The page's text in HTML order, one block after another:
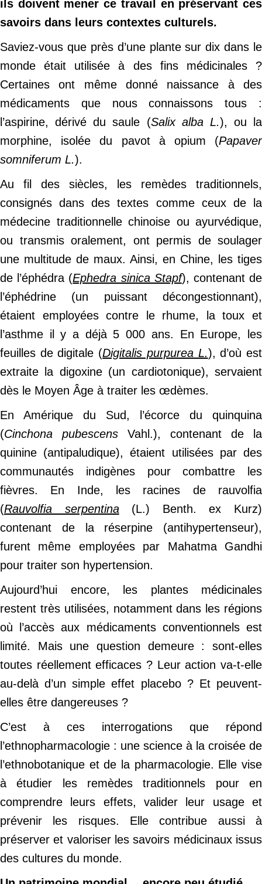
ils doivent mener ce travail en préservant ces
savoirs dans leurs contextes culturels.
Saviez-vous que près d’une plante sur dix dans le
monde était utilisée à des fins médicinales ?
Certaines ont même donné naissance à des
médicaments que nous connaissons tous :
l’aspirine, dérivé du saule (Salix alba L.), ou la
morphine, isolée du pavot à opium (Papaver
somniferum L.).
Au fil des siècles, les remèdes traditionnels,
consignés dans des textes comme ceux de la
médecine traditionnelle chinoise ou ayurvédique,
ou transmis oralement, ont permis de soulager
une multitude de maux. Ainsi, en Chine, les tiges
de l’éphédra (Ephedra sinica Stapf), contenant de
l’éphédrine (un puissant décongestionnant),
étaient employées contre le rhume, la toux et
l’asthme il y a déjà 5 000 ans. En Europe, les
feuilles de digitale (Digitalis purpurea L.), d’où est
extraite la digoxine (un cardiotonique), servaient
dès le Moyen Âge à traiter les œdèmes.
En Amérique du Sud, l’écorce du quinquina
(Cinchona pubescens Vahl.), contenant de la
quinine (antipaludique), étaient utilisées par des
communautés indigènes pour combattre les
fièvres. En Inde, les racines de rauvolfia
(Rauvolfia serpentina(L.) Benth. ex Kurz)
contenant de la réserpine (antihypertenseur),
furent même employées par Mahatma Gandhi
pour traiter son hypertension.
Aujourd’hui encore, les plantes médicinales
restent très utilisées, notamment dans les régions
où l’accès aux médicaments conventionnels est
limité. Mais une question demeure : sont-elles
toutes réellement efficaces ? Leur action va-t-elle
au-delà d’un simple effet placebo ? Et peuvent-
elles être dangereuses ?
C’est à ces interrogations que répond
l’ethnopharmacologie : une science à la croisée de
l’ethnobotanique et de la pharmacologie. Elle vise
à étudier les remèdes traditionnels pour en
comprendre leurs effets, valider leur usage et
prévenir les risques. Elle contribue aussi à
préserver et valoriser les savoirs médicinaux issus
des cultures du monde.